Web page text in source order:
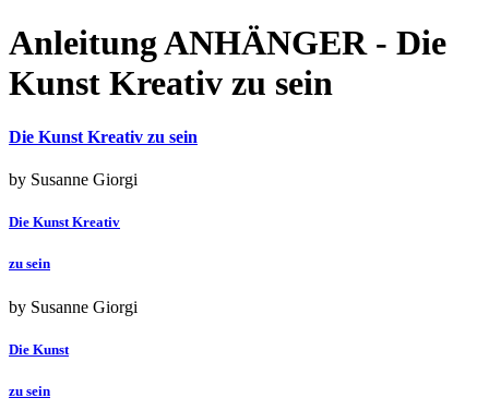
Anleitung ANHÄNGER - Die
Kunst Kreativ zu sein
Die Kunst Kreativ zu sein
by Susanne Giorgi
Die Kunst Kreativ
zu sein
by Susanne Giorgi
Die Kunst
zu sein